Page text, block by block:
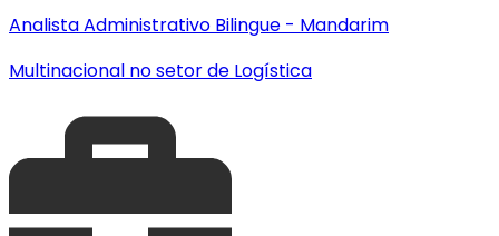
Analista Administrativo Bilingue - Mandarim
Multinacional no setor de Logística